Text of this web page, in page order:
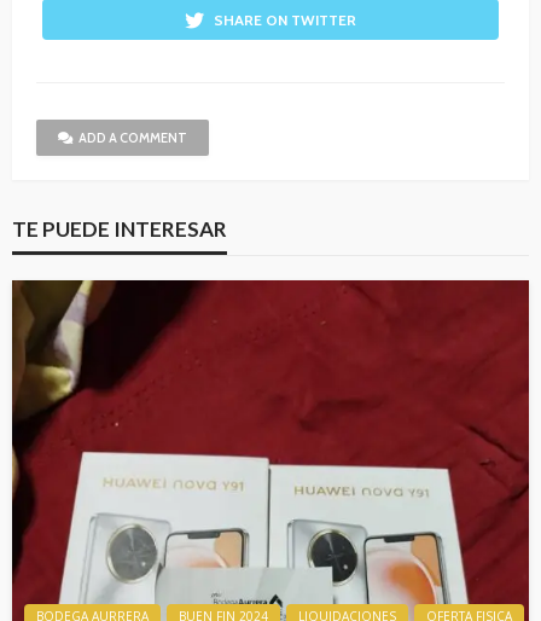
SHARE ON TWITTER
ADD A COMMENT
TE PUEDE INTERESAR
BODEGA AURRERA BUEN FIN 2024 LIQUIDACIONES OFERTA FISICA